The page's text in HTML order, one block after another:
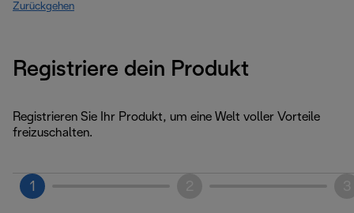
Zurückgehen
Registriere dein Produkt
Registrieren Sie Ihr Produkt, um eine Welt voller Vorteile
freizuschalten.
1